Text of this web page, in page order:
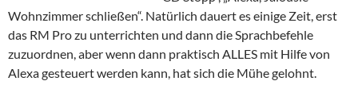
Wohnzimmer schließen“. Natürlich dauert es einige Zeit, erst
das RM Pro zu unterrichten und dann die Sprachbefehle
zuzuordnen, aber wenn dann praktisch ALLES mit Hilfe von
Alexa gesteuert werden kann, hat sich die Mühe gelohnt.